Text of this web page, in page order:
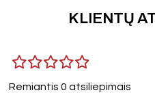
KLIENTŲ
Remiantis 0 atsiliepimais